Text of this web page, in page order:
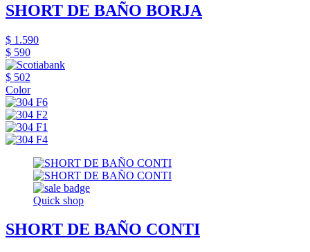
SHORT DE BAÑO BORJA
$ 1.590
$ 590
$ 502
Color
Quick shop
SHORT DE BAÑO CONTI